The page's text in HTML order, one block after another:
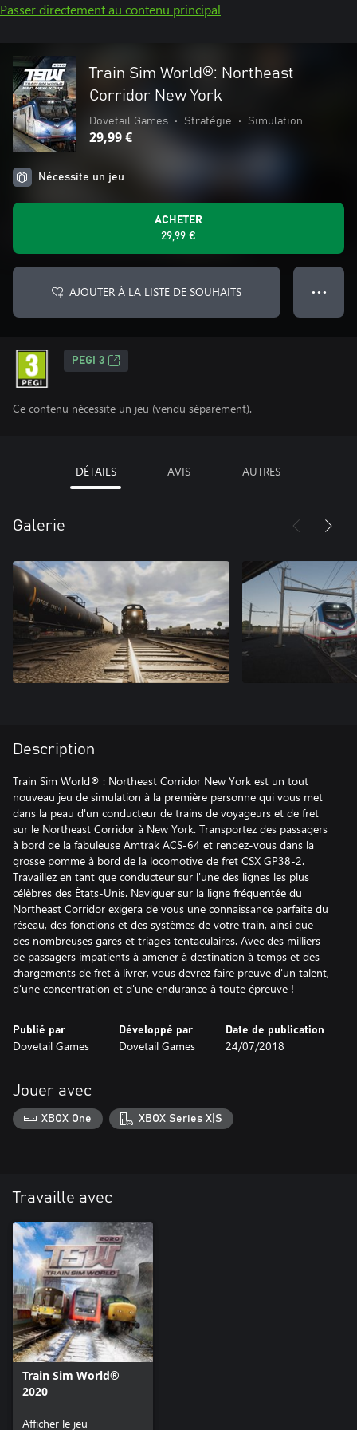
Passer directement au contenu principal
Train Sim World®: Northeast
Corridor New York
Dovetail Games • Stratégie • Simulation
29,99 €
Nécessite un jeu
ACHETER
29,99 €
AJOUTER À LA LISTE DE SOUHAITS ● ● ●
PEGI 3
Ce contenu nécessite un jeu (vendu séparément).
DÉTAILS AVIS AUTRES
Galerie
Description
Train Sim World® : Northeast Corridor New York est un tout
nouveau jeu de simulation à la première personne qui vous met
dans la peau d'un conducteur de trains de voyageurs et de fret
sur le Northeast Corridor à New York. Transportez des passagers
à bord de la fabuleuse Amtrak ACS-64 et rendez-vous dans la
grosse pomme à bord de la locomotive de fret CSX GP38-2.
Travaillez en tant que conducteur sur l'une des lignes les plus
célèbres des États-Unis. Naviguer sur la ligne fréquentée du
Northeast Corridor exigera de vous une connaissance parfaite du
réseau, des fonctions et des systèmes de votre train, ainsi que
des nombreuses gares et triages tentaculaires. Avec des milliers
de passagers impatients à amener à destination à temps et des
chargements de fret à livrer, vous devrez faire preuve d'un talent,
d'une concentration et d'une endurance à toute épreuve !
Publié par
Dovetail Games
Développé par
Dovetail Games
Date de publication
24/07/2018
Jouer avec
XBOX One XBOX Series X|S
Travaille avec
Train Sim World®
2020
Afficher le jeu